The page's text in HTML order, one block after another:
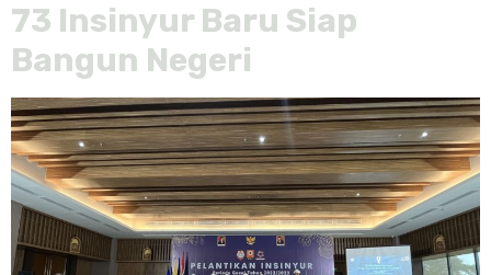
73 Insinyur Baru Siap
Bangun Negeri